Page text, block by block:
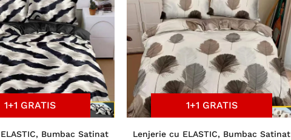
1+1 GRATIS
Bumbac Satinat
1+1 GRATIS
Lenjerie cu ELASTIC, Bumbac Satinat